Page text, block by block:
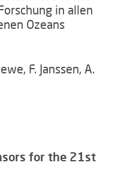
in allen
Ozeans
F. Janssen, A.
for the 21st